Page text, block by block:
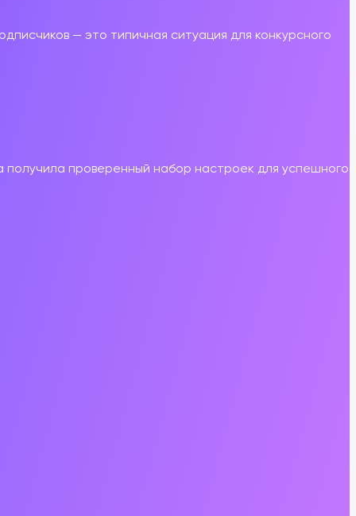
— это типичная ситуация для конкурсного
получила проверенный набор настроек для успешного